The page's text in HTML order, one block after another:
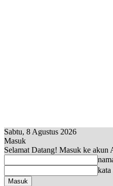
Sabtu, 8 Agustus 2026
Masuk
Selamat Datang! Masuk ke akun
kata